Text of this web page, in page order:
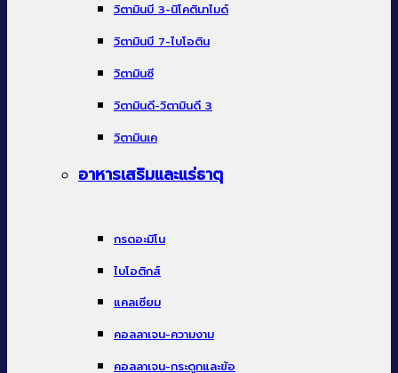
วิตามินบี 3-นิโคตินาไมด์
วิตามินบี 7-ไบโอติน
วิตามินซี
วิตามินดี-วิตามินดี 3
วิตามินเค
อาหารเสริมและแร่ธาตุ
กรดอะมิโน
ไบโอติกส์
แคลเซียม
คอลลาเจน-ความงาม
คอลลาเจน-กระดูกและข้อ